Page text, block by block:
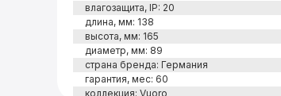
влагозащита, IP: 20
длина, мм: 138
высота, мм: 165
диаметр, мм: 89
страна бренда: Германия
гарантия, мес: 60
коллекция: Vuoro